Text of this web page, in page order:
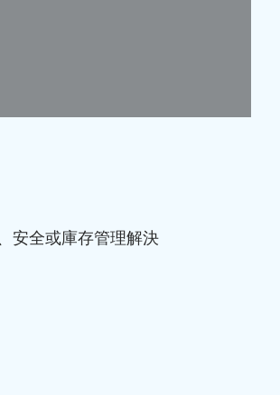
安全或庫存管理解決